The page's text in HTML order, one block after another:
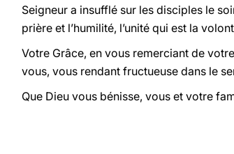
Seigneur a insufflé sur les disciples le
prière et l’humilité, l’unité qui est la
Votre Grâce, en vous remerciant de
vous, vous rendant fructueuse dans le
Que Dieu vous bénisse, vous et votre